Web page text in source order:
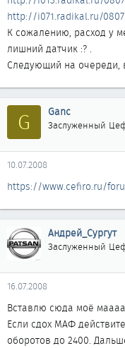
http://i071.radikal.ru/
К сожалению, расход у
лишний датчик :? .
Следующий на очереди,
G Ganc
Заслуженный
10.07.2008
https://www.cefiro.ru/
Андрей_Сургут
Заслуженный
16.07.2008
Вставлю сюда моё
Если сдох МАФ
оборотов до 2400.